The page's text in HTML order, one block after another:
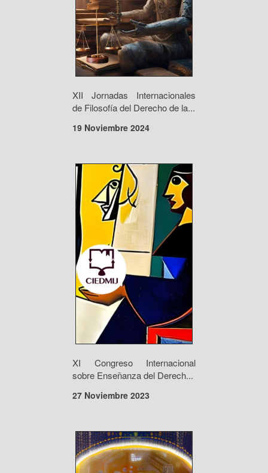
XII Jornadas Internacionales
de Filosofía del Derecho de la...
19 Noviembre 2024
XI Congreso Internacional
sobre Enseñanza del Derech...
27 Noviembre 2023